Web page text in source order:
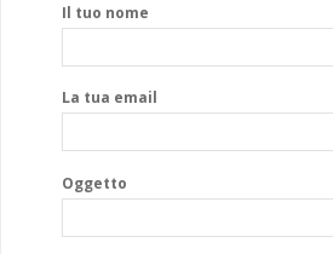
Il tuo nome
La tua email
Oggetto